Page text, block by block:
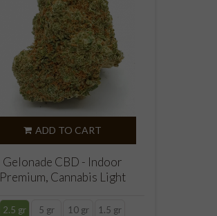
ADD TO CART
Gelonade CBD - Indoor
Premium, Cannabis Light
2.5 gr 5 gr 10 gr 1.5 gr